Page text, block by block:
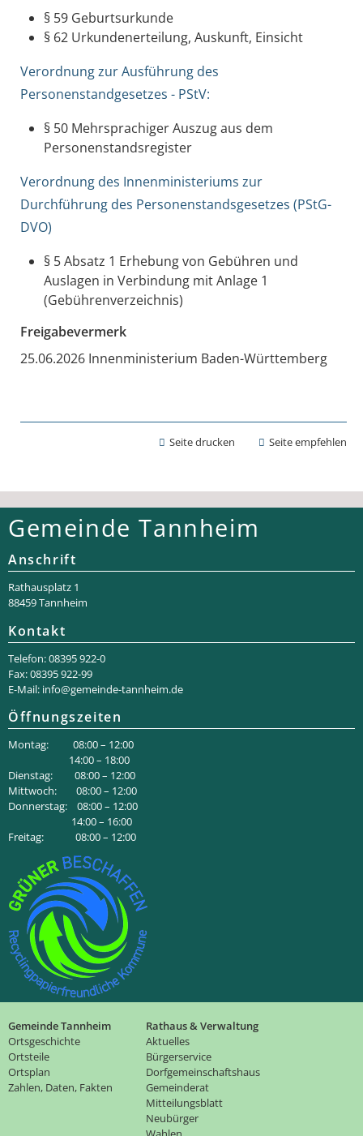
§ 59 Geburtsurkunde
§ 62 Urkundenerteilung, Auskunft, Einsicht
Verordnung zur Ausführung des
Personenstandgesetzes - PStV:
§ 50 Mehrsprachiger Auszug aus dem
Personenstandsregister
Verordnung des Innenministeriums zur
Durchführung des Personenstandsgesetzes (PStG-
DVO)
§ 5 Absatz 1 Erhebung von Gebühren und
Auslagen in Verbindung mit Anlage 1
(Gebührenverzeichnis)
Freigabevermerk
25.06.2026 Innenministerium Baden-Württemberg
Seite drucken Seite empfehlen
Gemeinde Tannheim
Anschrift
Rathaus­platz 1
88459 Tannheim
Kontakt
Telefon: 08395 922-0
Fax: 08395 922-99
E-Mail: info@gemeinde-tannheim.de
Öffnungszeiten
Montag: 08:00 – 12:00
14:00 – 18:00
Dienstag: 08:00 – 12:00
Mittwoch: 08:00 – 12:00
Donnerstag: 08:00 – 12:00
14:00 – 16:00
Freitag: 08:00 – 12:00
Gemeinde Tannheim
Ortsgeschichte
Ortsteile
Ortsplan
Zahlen, Daten, Fakten
Rathaus & Verwaltung
Aktuelles
Bürgerservice
Dorfgemeinschaftshaus
Gemeinderat
Mitteilungsblatt
Neubürger